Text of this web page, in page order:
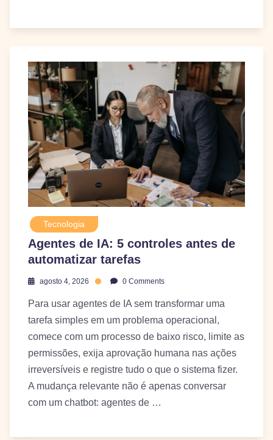
Tecnologia
Agentes de IA: 5 controles antes de
automatizar tarefas
agosto 4, 2026 0 Comments
Para usar agentes de IA sem transformar uma
tarefa simples em um problema operacional,
comece com um processo de baixo risco, limite as
permissões, exija aprovação humana nas ações
irreversíveis e registre tudo o que o sistema fizer.
A mudança relevante não é apenas conversar
com um chatbot: agentes de …